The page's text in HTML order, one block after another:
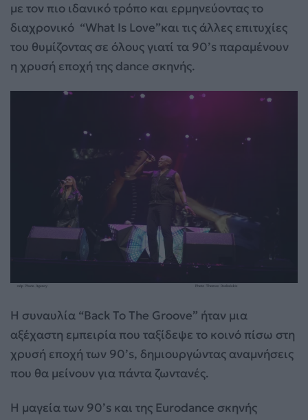
με τον πιο ιδανικό τρόπο και ερμηνεύοντας το
διαχρονικό “What Is Love”και τις άλλες επιτυχίες
του θυμίζοντας σε όλους γιατί τα 90’s παραμένουν
η χρυσή εποχή της dance σκηνής.
Η συναυλία “Back To The Groove” ήταν μια
αξέχαστη εμπειρία που ταξίδεψε το κοινό πίσω στη
χρυσή εποχή των 90’s, δημιουργώντας αναμνήσεις
που θα μείνουν για πάντα ζωντανές.
Η μαγεία των 90’s και της Eurodance σκηνής